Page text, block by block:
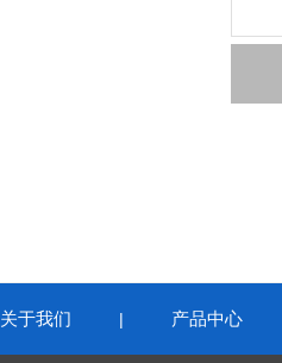
关于我们 | 产品中心